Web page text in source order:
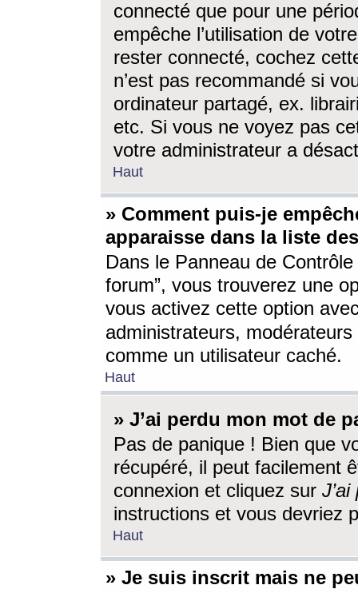
connecté que pour une
empêche l’utilisation de
rester connecté, cochez
n’est pas recommandé si
ordinateur partagé, ex.
etc. Si vous ne voyez pas
votre administrateur a
Haut
» Comment puis-je
apparaisse dans la liste
Dans le Panneau de
forum”, vous trouverez une
vous activez cette option
administrateurs,
comme un utilisateur caché.
Haut
» J’ai perdu mon mot de
Pas de panique ! Bien que
récupéré, il peut facilement
connexion et cliquez sur
instructions et vous devriez
Haut
» Je suis inscrit mais ne